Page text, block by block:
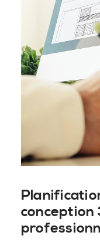
conception